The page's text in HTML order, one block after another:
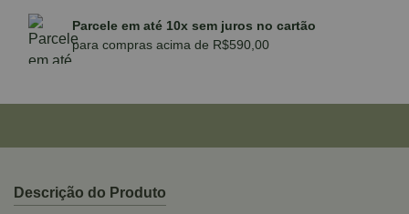
Parcele em até 10x sem juros no cartão
para compras acima de R$590,00
Descrição do Produto